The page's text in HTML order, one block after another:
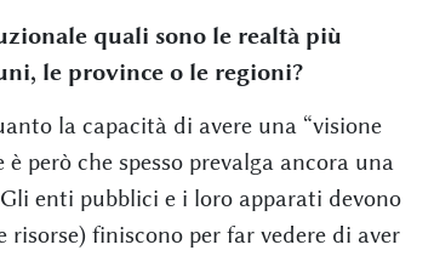
quali sono le realtà più
le province o le regioni?
la capacità di avere una “visione
però che spesso prevalga ancora una
enti pubblici e i loro apparati devono
finiscono per far vedere di aver